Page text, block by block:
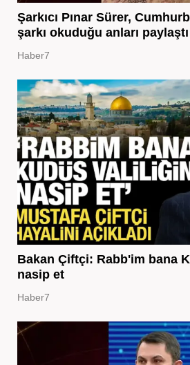
Şarkıcı Pınar Sürer,
şarkı okuduğu anları paylaştı
Haber7
Bakan Çiftçi: Rabb'im bana
nasip et
Haber7